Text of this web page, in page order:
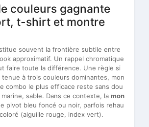
couleurs gagnante
t-shirt et montre
souvent la frontière subtile entre
approximatif. Un rappel chromatique
faire toute la différence. Une règle si
tenue à trois couleurs dominantes, mon
combo le plus efficace reste sans dou
sable. Dans ce contexte, la mon
pivot bleu foncé ou noir, parfois rehau
(aiguille rouge, index vert).